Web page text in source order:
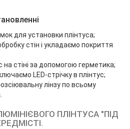
для установки плінтуса;
стін і укладаємо покриття
на стіні за допомогою герметика;
LED-стрічку в плінтус;
лінзу по всьому
ПЛІНТУСА "ПІД